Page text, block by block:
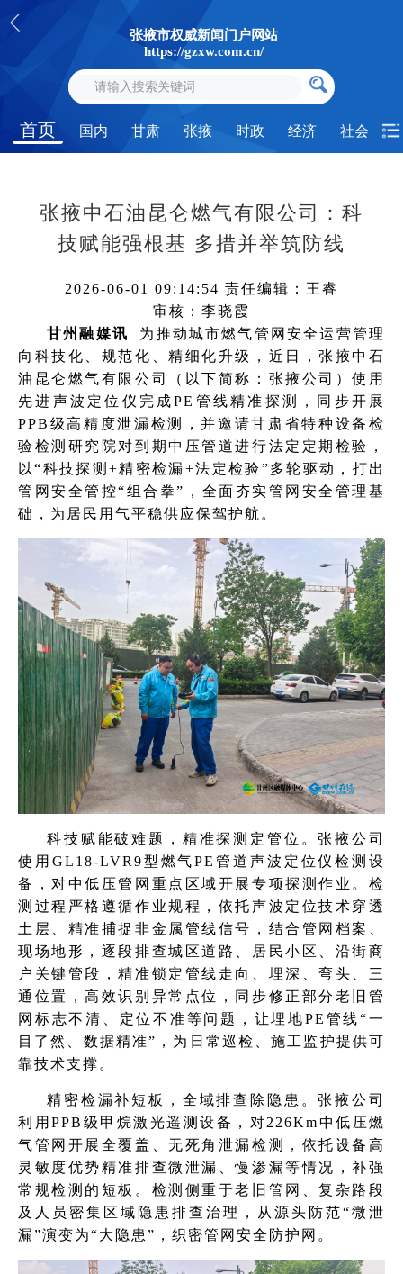
张掖市权威新闻门户网站
https://gzxw.com.cn/
首页 国内 甘肃 张掖 时政 经济 社会
张掖中石油昆仑燃气有限公司：科
技赋能强根基 多措并举筑防线
2026-06-01 09:14:54 责任编辑：王睿
审核：李晓霞
甘州融媒讯
为推动城市燃气管网安全运营管理
向科技化、规范化、精细化升级，近日，张掖中石
油昆仑燃气有限公司（以下简称：张掖公司）使用
先进声波定位仪完成PE管线精准探测，同步开展
PPB级高精度泄漏检测，并邀请甘肃省特种设备检
验检测研究院对到期中压管道进行法定定期检验，
以“科技探测+精密检漏+法定检验”多轮驱动，打出
管网安全管控“组合拳”，全面夯实管网安全管理基
础，为居民用气平稳供应保驾护航。
科技赋能破难题，精准探测定管位。张掖公司
使用GL18-LVR9型燃气PE管道声波定位仪检测设
备，对中低压管网重点区域开展专项探测作业。检
测过程严格遵循作业规程，依托声波定位技术穿透
土层、精准捕捉非金属管线信号，结合管网档案、
现场地形，逐段排查城区道路、居民小区、沿街商
户关键管段，精准锁定管线走向、埋深、弯头、三
通位置，高效识别异常点位，同步修正部分老旧管
网标志不清、定位不准等问题，让埋地PE管线“一
目了然、数据精准”，为日常巡检、施工监护提供可
靠技术支撑。
精密检漏补短板，全域排查除隐患。张掖公司
利用PPB级甲烷激光遥测设备，对226Km中低压燃
气管网开展全覆盖、无死角泄漏检测，依托设备高
灵敏度优势精准排查微泄漏、慢渗漏等情况，补强
常规检测的短板。检测侧重于老旧管网、复杂路段
及人员密集区域隐患排查治理，从源头防范“微泄
漏”演变为“大隐患”，织密管网安全防护网。